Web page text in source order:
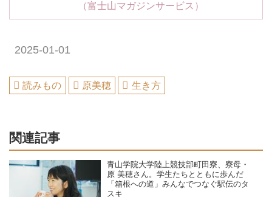
（富士山マガジンサービス）
2025-01-01
読みもの 原美穂 生き方
関連記事
青山学院大学陸上競技部町田寮、寮母・
原 美穂さん。学生たちとともに歩んだ
「箱根への道」みんなでつなぐ駅伝のタ
スキ